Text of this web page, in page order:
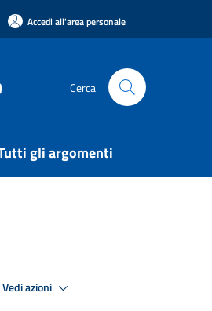
Accedi all'area personale
Cerca
gli argomenti
Vedi azioni